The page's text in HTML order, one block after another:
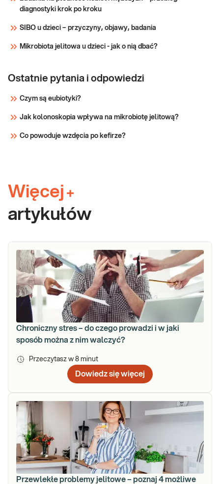
jelit z
nadwagą i otyłością → po przebytych
na duży stres, z gorsz
Sprawdź
diagnostyki krok po kroku
SIBO u dzieci – przyczyny, objawy, badania
Mikrobiota jelitowa u dzieci - jak o nią dbać?
Ostatnie pytania i odpowiedzi
Czym są eubiotyki?
Jak kolonoskopia wpływa na mikrobiotę jelitową?
Co powoduje wzdęcia po kefirze?
Więcej +
artykułów
Chroniczny stres – do czego prowadzi i w jaki
sposób można z nim walczyć?
Przeczytasz w 8 minut
Dowiedz się więcej
Przewlekłe problemy jelitowe – poznaj 4 możliwe